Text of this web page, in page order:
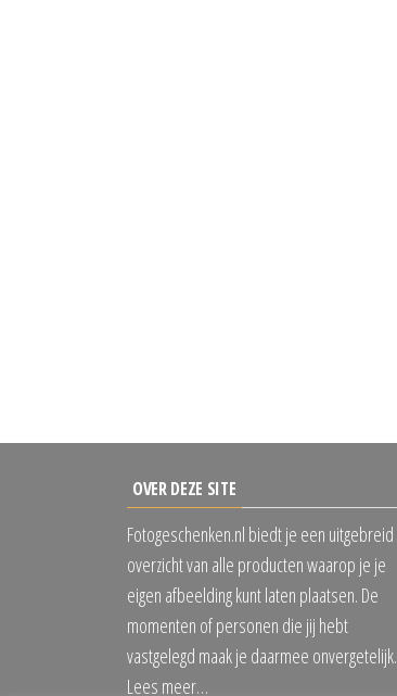
OVER DEZE SITE
Fotogeschenken.nl biedt je een uitgebreid
overzicht van alle producten waarop je je
eigen afbeelding kunt laten plaatsen. De
momenten of personen die jij hebt
vastgelegd maak je daarmee onvergetelijk.
Lees meer…